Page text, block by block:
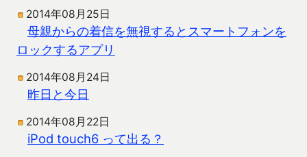
2014年08月25日
母親からの着信を無視するとスマートフォンを
ロックするアプリ
2014年08月24日
昨日と今日
2014年08月22日
iPod touch6 って出る？